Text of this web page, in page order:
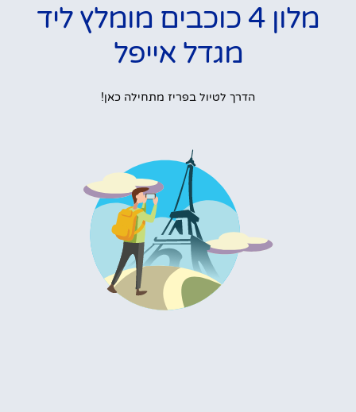
מלון 4 כוכבים מומלץ ליד
מגדל אייפל
הדרך לטיול בפריז מתחילה כאן!